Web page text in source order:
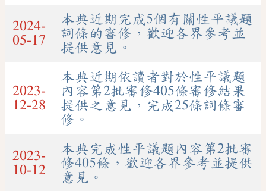
2024-
05-17
本典近期完成5個有關性平議題
詞條的審修，歡迎各界參考並
提供意見。
2023-
12-28
本典近期依讀者對於性平議題
內容第2批審修405條審修結果
提供之意見，完成25條詞條審
修。
2023-
10-12
本典完成性平議題內容第2批審
修405條，歡迎各界參考並提供
意見。